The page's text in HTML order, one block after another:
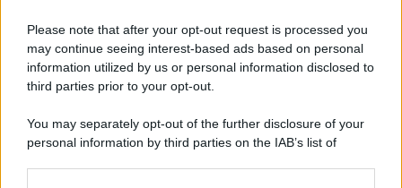
Please note that after your opt-out request is processed you
may continue seeing interest-based ads based on personal
information utilized by us or personal information disclosed to
third parties prior to your opt-out.
You may separately opt-out of the further disclosure of your
personal information by third parties on the IAB’s list of
E-mail